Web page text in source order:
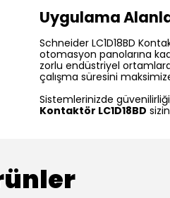
Uygulama
Schneider LC1D18BD
otomasyon panolarına
zorlu endüstriyel
çalışma süresini
Sistemlerinizde
Kontaktör LC1D18BD